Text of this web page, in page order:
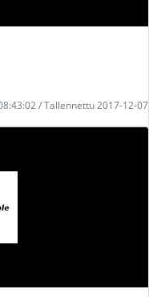
/ Tallennettu 2017-12-07